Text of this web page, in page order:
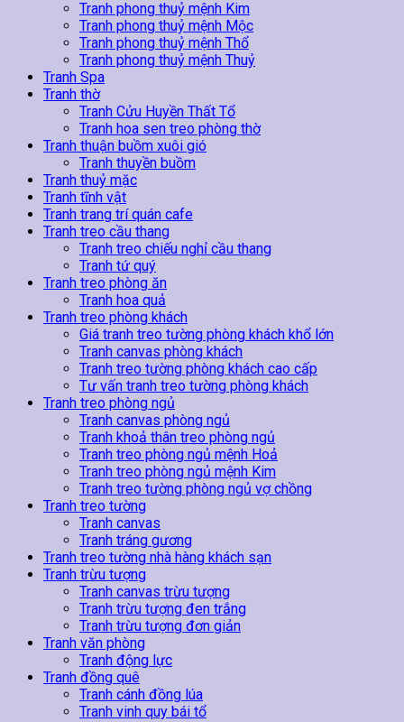
Tranh phong thuỷ mệnh Kim
Tranh phong thuỷ mệnh Mộc
Tranh phong thuỷ mệnh Thổ
Tranh phong thuỷ mệnh Thuỷ
Tranh Spa
Tranh thờ
Tranh Cửu Huyền Thất Tổ
Tranh hoa sen treo phòng thờ
Tranh thuận buồm xuôi gió
Tranh thuyền buồm
Tranh thuỷ mặc
Tranh tĩnh vật
Tranh trang trí quán cafe
Tranh treo cầu thang
Tranh treo chiếu nghỉ cầu thang
Tranh tứ quý
Tranh treo phòng ăn
Tranh hoa quả
Tranh treo phòng khách
Giá tranh treo tường phòng khách khổ lớn
Tranh canvas phòng khách
Tranh treo tường phòng khách cao cấp
Tư vấn tranh treo tường phòng khách
Tranh treo phòng ngủ
Tranh canvas phòng ngủ
Tranh khoả thân treo phòng ngủ
Tranh treo phòng ngủ mệnh Hoả
Tranh treo phòng ngủ mệnh Kim
Tranh treo tường phòng ngủ vợ chồng
Tranh treo tường
Tranh canvas
Tranh tráng gương
Tranh treo tường nhà hàng khách sạn
Tranh trừu tượng
Tranh canvas trừu tượng
Tranh trừu tượng đen trắng
Tranh trừu tượng đơn giản
Tranh văn phòng
Tranh động lực
Tranh đồng quê
Tranh cánh đồng lúa
Tranh vinh quy bái tổ